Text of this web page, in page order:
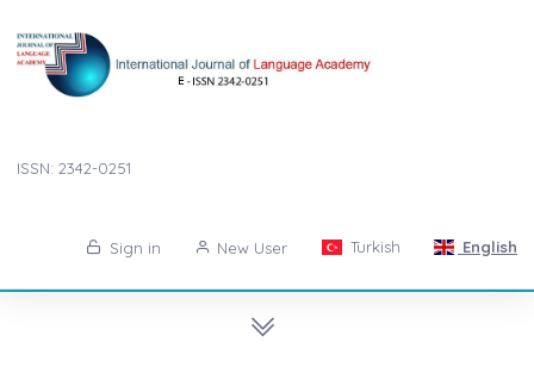
ISSN: 2342-0251
Sign in New User Turkish English